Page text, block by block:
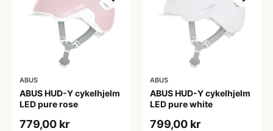
ABUS
ABUS HUD-Y cykelhjelm
LED pure rose
779,00 kr
ABUS
ABUS HUD-Y cykelhjelm
LED pure white
799,00 kr